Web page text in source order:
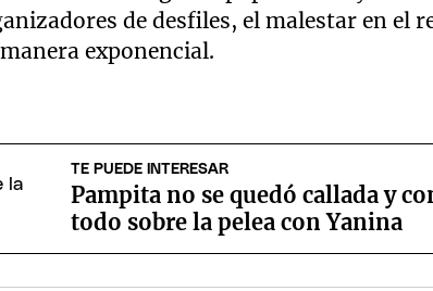
de desfiles, el malestar en el
exponencial.
TE PUEDE INTERESAR
Pampita no se quedó callada y
todo sobre la pelea con Yanina